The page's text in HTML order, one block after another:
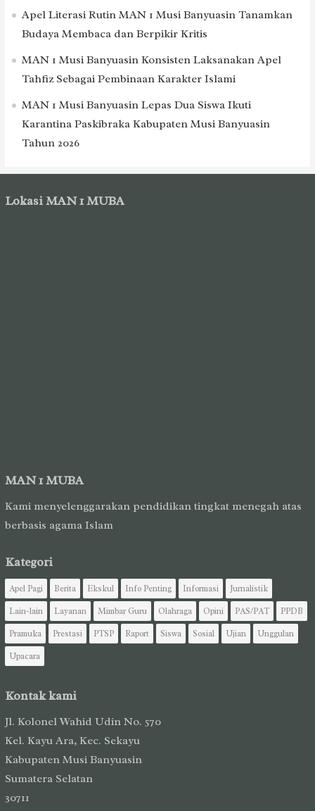
Apel Literasi Rutin MAN 1 Musi Banyuasin Tanamkan
Budaya Membaca dan Berpikir Kritis
MAN 1 Musi Banyuasin Konsisten Laksanakan Apel
Tahfiz Sebagai Pembinaan Karakter Islami
MAN 1 Musi Banyuasin Lepas Dua Siswa Ikuti
Karantina Paskibraka Kabupaten Musi Banyuasin
Tahun 2026
Lokasi MAN 1 MUBA
MAN 1 MUBA
Kami menyelenggarakan pendidikan tingkat menegah atas
berbasis agama Islam
Kategori
Apel Pagi Berita Ekskul Info Penting Informasi
Jurnalistik
Lain-lain
Layanan Mimbar Guru Olahraga Opini PAS/PAT
PPDB
Pramuka
Prestasi PTSP Raport Siswa Sosial Ujian
Unggulan
Upacara
Kontak kami
Jl. Kolonel Wahid Udin No. 570
Kel. Kayu Ara, Kec. Sekayu
Kabupaten Musi Banyuasin
Sumatera Selatan
30711